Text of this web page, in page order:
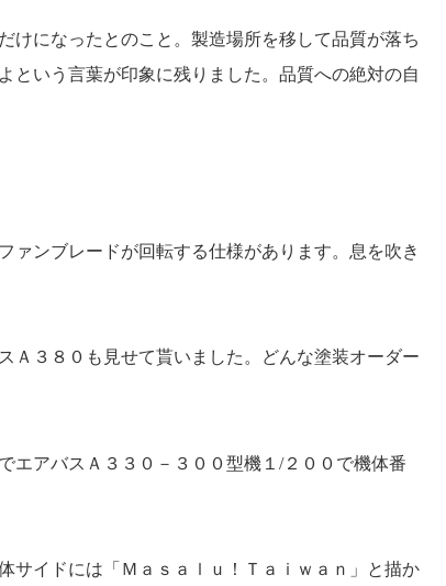
けになったとのこと。製造場所を移して品質が落ち
という言葉が印象に残りました。品質への絶対の自
ァンブレードが回転する仕様があります。息を吹き
Ａ３８０も見せて貰いました。どんな塗装オーダー
エアバスＡ３３０－３００型機１ /２００で機体番
サイドには「Ｍａｓａｌｕ！Ｔａｉｗａｎ」と描か